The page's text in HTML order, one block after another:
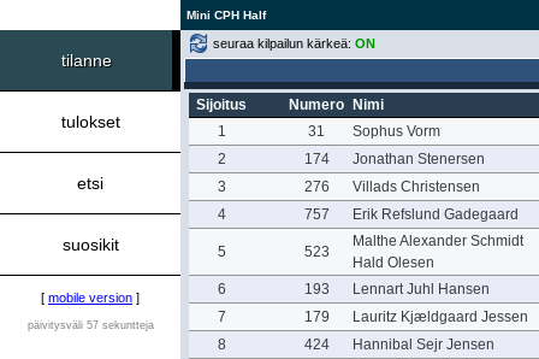
Mini CPH Half
tilanne
tulokset
etsi
suosikit
[ mobile version ]
päivitysväli 57 sekuntteja
seuraa kilpailun kärkeä: ON
Sijoitus Numero
Nimi
1
31
Sophus Vorm
2
174
Jonathan Stenersen
3
276
Villads Christensen
4
757 Erik Refslund Gadegaard
5 523
Malthe Alexander Schmidt
Hald Olesen
6
193
Lennart Juhl Hansen
7
179
Lauritz Kjældgaard Jessen
8
424 Hannibal Sejr Jensen